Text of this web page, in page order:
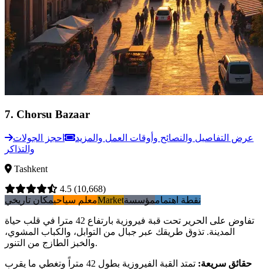
7. Chorsu Bazaar
عرض التفاصيل والنصائح وأوقات العمل والمزيد
احجز الجولات
والتذاكر
Tashkent
4.5 (10,668)
معلم سياحيمكان تاريخي Market نقطة اهتماممؤسسة
تفاوض على الحرير تحت قبة فيروزية بارتفاع 42 مترا في قلب حياة
المدينة. تذوق طريقك عبر جبال من التوابل، والكباب المشوي،
والخبز الطازج من التنور.
حقائق سريعة:
تمتد القبة الفيروزية بطول 42 متراً وتغطي ما يقرب